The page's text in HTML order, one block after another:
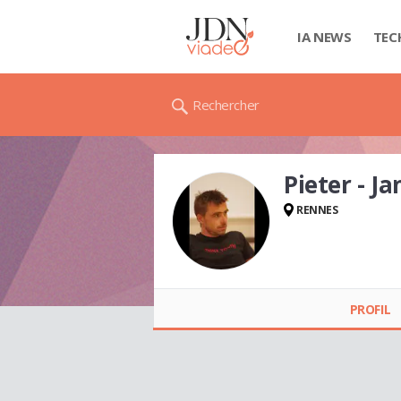
IA NEWS
Rechercher
Pieter -
RENNES
PROFIL